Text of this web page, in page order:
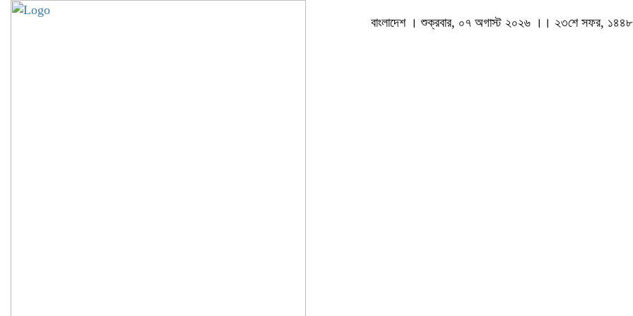
বাংলাদেশ । শুক্রবার, ০৭ অগাস্ট ২০২৬ ।। ২৩শে সফর, ১৪৪৮